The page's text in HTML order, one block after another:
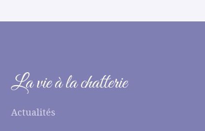
La vie à la chatterie
Actualités